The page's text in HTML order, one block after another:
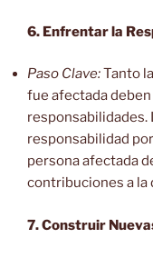
6. Enfrentar la
Paso Clave:Tanto
fue afectada
responsabilidades.
responsabilidad
persona afectada
contribuciones a la
7. Construir